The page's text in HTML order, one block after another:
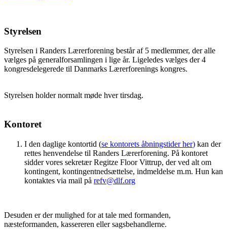
Styrelsen
Styrelsen i Randers Lærerforening består af 5 medlemmer, der alle
vælges på generalforsamlingen i lige år. Ligeledes vælges der 4
kongresdelegerede til Danmarks Lærerforenings kongres.
Styrelsen holder normalt møde hver tirsdag.
Kontoret
I den daglige kontortid (se kontorets åbningstider her) kan der
rettes henvendelse til Randers Lærerforening. På kontoret
sidder vores sekretær Regitze Floor Vittrup, der ved alt om
kontingent, kontingentnedsættelse, indmeldelse m.m. Hun kan
kontaktes via mail på refv@dlf.org
Desuden er der mulighed for at tale med formanden,
næsteformanden, kassereren eller sagsbehandlerne.